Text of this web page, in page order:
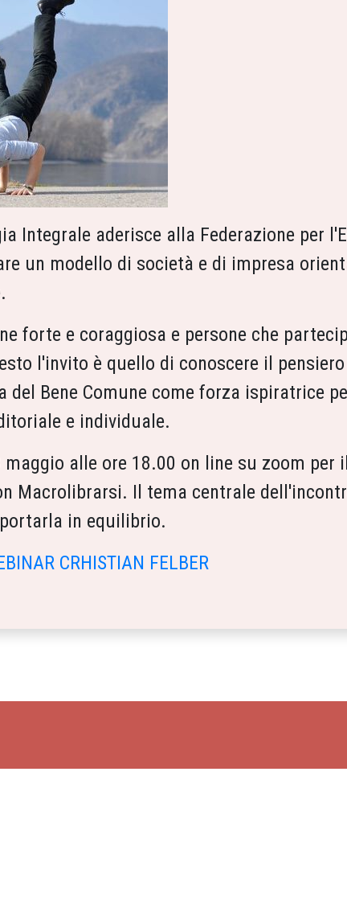
Integrale aderisce alla Federazione per
un modello di società e di impresa
forte e coraggiosa e persone che
l'invito è quello di conoscere il
del Bene Comune come forza ispiratrice
e individuale.
alle ore 18.00 on line su zoom
Macrolibrarsi. Il tema centrale
portarla in equilibrio.
CRHISTIAN FELBER